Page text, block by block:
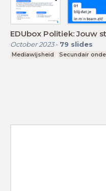
EDUbox Politiek: Jouw
October 2023- 79 slides
Mediawijsheid Secundair